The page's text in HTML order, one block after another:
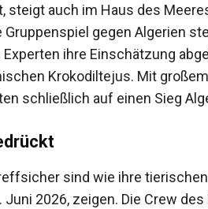
auch im Haus des
gegen Algerien
ihre Einschätzung
Krokodiltejus. Mit
schließlich auf einen Sieg
sind wie ihre
Juni 2026, zeigen. Die Crew